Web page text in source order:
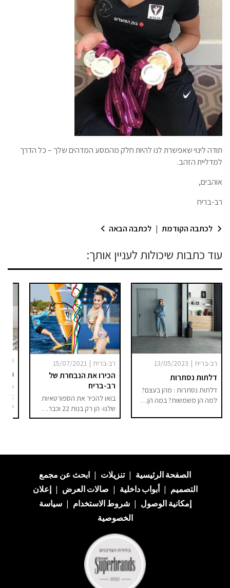
תודה לינוי שאפשרת לנו להיות חלק מהמסע המדהים שלך – כל הדרך
למדליית הזהב.
אוהבים,
רב-בריח
לכתבה הקודמת | לכתבה הבאה
עוד כתבות שיכולות לעניין אותך:
רב-בריח |
13/05/2023
דלתות נסתרות
דלתות נסתרות : מהן בעצם?
למה הן משמשות? במה הן…
רב-בריח |
15/07/2021
הכירו את הנבחרת של
רב-בריח
בואו להכיר את הספורטאיות
שלנו- הן רק בנות 22 וכבר…
גילי
الصفحة الرئيسية | تنزيلات | ابحث عن مجمع
التصميم | أبواب داخلية | صالات العرض | إعلان
إمكانية الوصول | شروط الاستخدام | سياسة
الخصوصية